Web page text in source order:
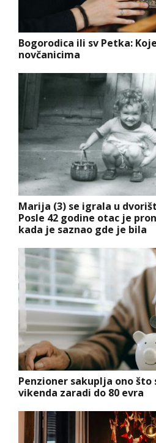
Bogorodica ili sv Petka:
novčanicima
Marija (3) se igrala u
Posle 42 godine otac je
kada je saznao gde je bila
Penzioner sakuplja ono što
vikenda zaradi do 80 evra